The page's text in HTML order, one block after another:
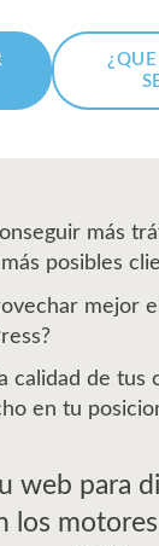
más
posibles
mejor
calidad de tus
en tu
web para
los